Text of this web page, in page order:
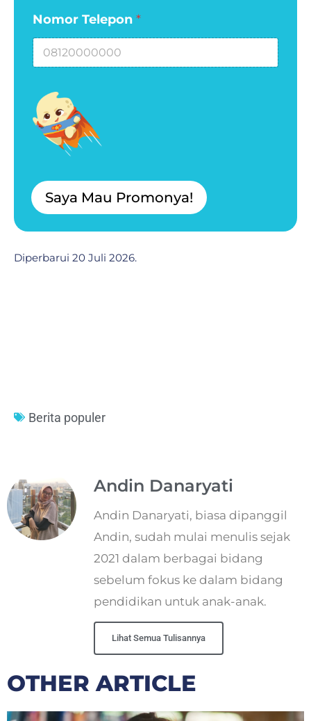
m
o
r
N
m
a
Nomor Telepon *
Saya Mau Promonya!
Diperbarui 20 Juli 2026.
Berita populer
Andin Danaryati
Andin Danaryati, biasa dipanggil
Andin, sudah mulai menulis sejak
2021 dalam berbagai bidang
sebelum fokus ke dalam bidang
pendidikan untuk anak-anak.
Lihat Semua Tulisannya
OTHER ARTICLE